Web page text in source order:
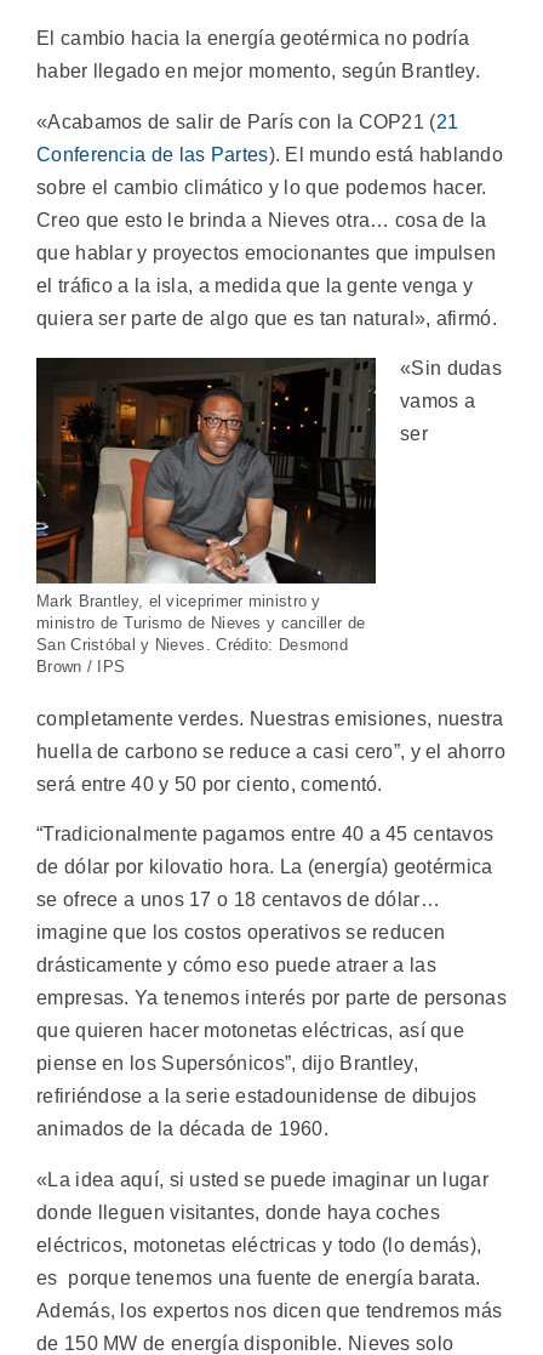
El cambio hacia la energía geotérmica no podría
haber llegado en mejor momento, según Brantley.
«Acabamos de salir de París con la COP21 (21
Conferencia de las Partes). El mundo está hablando
sobre el cambio climático y lo que podemos hacer.
Creo que esto le brinda a Nieves otra… cosa de la
que hablar y proyectos emocionantes que impulsen
el tráfico a la isla, a medida que la gente venga y
quiera ser parte de algo que es tan natural», afirmó.
Mark Brantley, el viceprimer ministro y
ministro de Turismo de Nieves y canciller de
San Cristóbal y Nieves. Crédito: Desmond
Brown / IPS
«Sin dudas
vamos a
ser
completamente verdes. Nuestras emisiones, nuestra
huella de carbono se reduce a casi cero”, y el ahorro
será entre 40 y 50 por ciento, comentó.
“Tradicionalmente pagamos entre 40 a 45 centavos
de dólar por kilovatio hora. La (energía) geotérmica
se ofrece a unos 17 o 18 centavos de dólar…
imagine que los costos operativos se reducen
drásticamente y cómo eso puede atraer a las
empresas. Ya tenemos interés por parte de personas
que quieren hacer motonetas eléctricas, así que
piense en los Supersónicos”, dijo Brantley,
refiriéndose a la serie estadounidense de dibujos
animados de la década de 1960.
«La idea aquí, si usted se puede imaginar un lugar
donde lleguen visitantes, donde haya coches
eléctricos, motonetas eléctricas y todo (lo demás),
es porque tenemos una fuente de energía barata.
Además, los expertos nos dicen que tendremos más
de 150 MW de energía disponible. Nieves solo